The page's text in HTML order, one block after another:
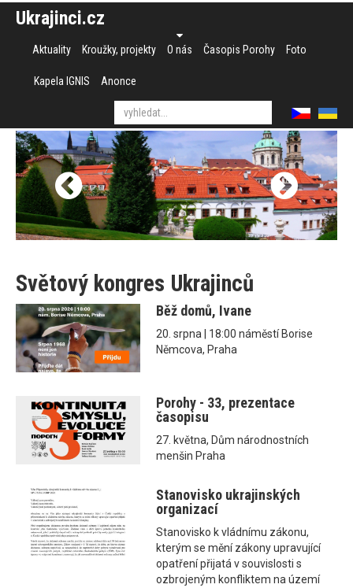
Ukrajinci.cz
Aktuality Kroužky, projekty O nás Časopis Porohy Foto
Kapela IGNIS Anonce
Světový kongres Ukrajinců
Běž domů, Ivane
20. srpna | 18:00 náměstí Borise
Němcova, Praha
Porohy - 33, prezentace
časopisu
27. května, Dům národnostních
menšin Praha
Stanovisko ukrajinských
organizací
Stanovisko k vládnímu zákonu,
kterým se mění zákony upravující
opatření přijatá v souvislosti s
ozbrojeným konfliktem na území